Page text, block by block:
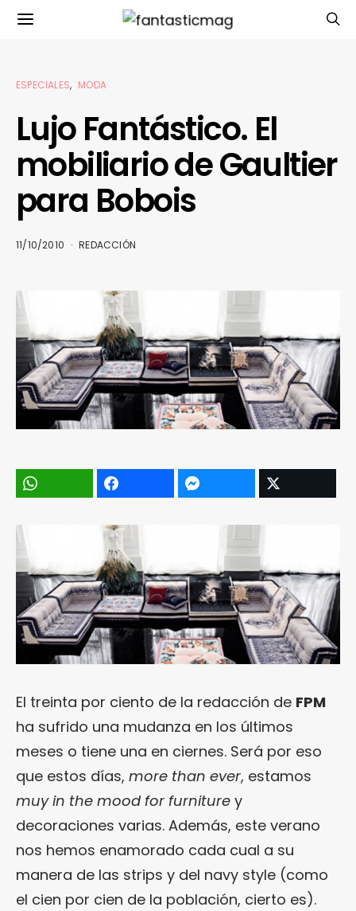
ESPECIALES MODA
Lujo Fantástico. El
mobiliario de Gaultier
para Bobois
11/10/2010 REDACCIÓN
El treinta por ciento de la redacción de FPM
ha sufrido una mudanza en los últimos
meses o tiene una en ciernes. Será por eso
que estos días, more than ever, estamos
muy in the mood for furniture y
decoraciones varias. Además, este verano
nos hemos enamorado cada cual a su
manera de las strips y del navy style (como
el cien por cien de la población, cierto es).